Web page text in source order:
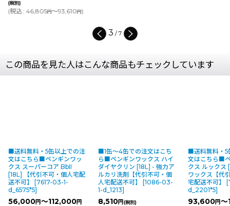
(税別)
(税込: 46,805円～93,610円)
3 / 7
この商品を見た人はこんな商品もチェックしています
■送料無料・5缶以上での注
文はこちら■ペンギンワッ
クス スーパーコア BbII
[18L] 【代引不可・個人宅配
送不可】
[7617-03-1-
d_6575*5]
56,000円～112,000円
■1缶〜4缶での注文はこち
ら■ペンギンワックス ハイ
ダイヤクリン [18L] - 強力ア
ルカリ洗剤【代引不可・個
人宅配送不可】
[1086-03-
1-d_1213]
8,510円(税別)
■送料無料・5
文はこちら■
クス ルックス
ワックス【代
宅配送不可】
[
d_2201*5]
93,600円